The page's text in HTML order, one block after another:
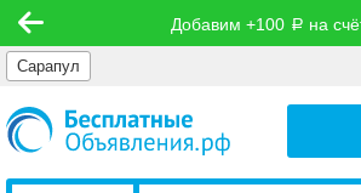
Добавим +100 руб на
Сарапул